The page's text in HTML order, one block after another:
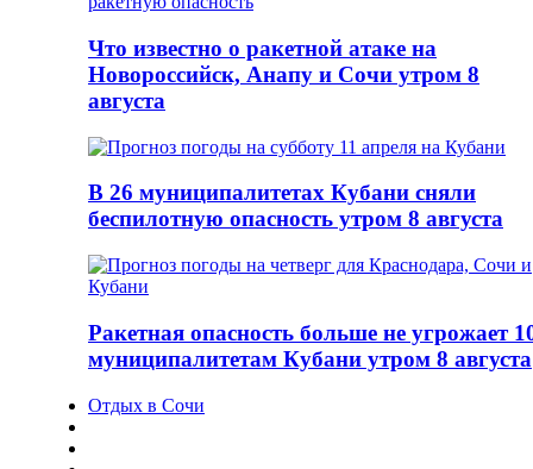
Что известно о ракетной атаке на
Новороссийск, Анапу и Сочи утром 8
августа
В 26 муниципалитетах Кубани сняли
беспилотную опасность утром 8 августа
Ракетная опасность больше не угрожает
муниципалитетам Кубани утром 8 августа
Отдых в Сочи